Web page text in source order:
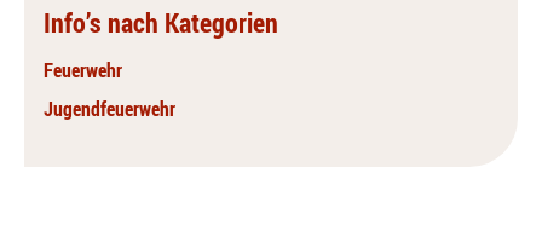
Info’s nach Kategorien
Feuerwehr
Jugendfeuerwehr